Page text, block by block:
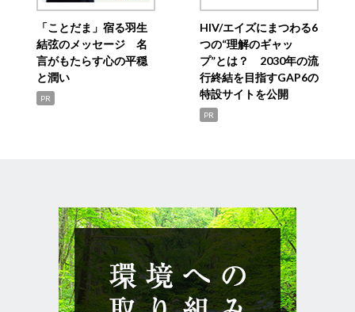
「ことだま」宿る羽生
結弦のメッセージ 名
言がもたらす心の平穏
と潤い
PR
HIV/エイズにまつわる6
つの“理解のギャッ
プ”とは？ 2030年の流
行終結を目指すGAP6の
特設サイトを公開
PR